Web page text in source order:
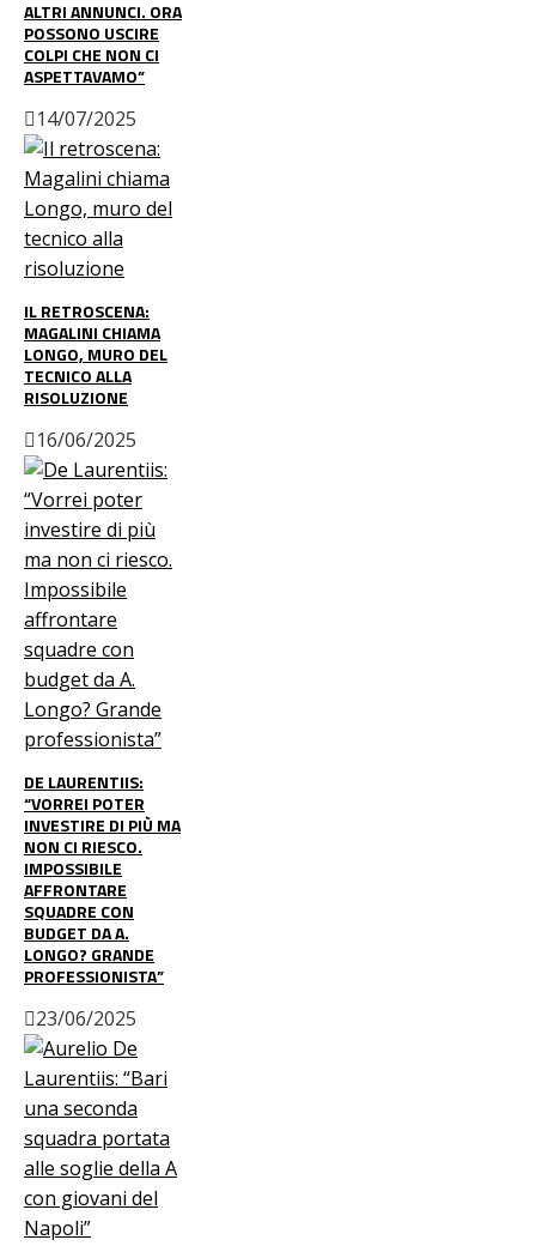
ALTRI ANNUNCI. ORA
POSSONO USCIRE
COLPI CHE NON CI
ASPETTAVAMO”
14/07/2025
IL RETROSCENA:
MAGALINI CHIAMA
LONGO, MURO DEL
TECNICO ALLA
RISOLUZIONE
16/06/2025
DE LAURENTIIS:
“VORREI POTER
INVESTIRE DI PIÙ MA
NON CI RIESCO.
IMPOSSIBILE
AFFRONTARE
SQUADRE CON
BUDGET DA A.
LONGO? GRANDE
PROFESSIONISTA”
23/06/2025